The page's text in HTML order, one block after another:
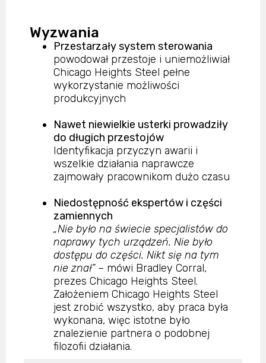
Wyzwania
Przestarzały system sterowania
powodował przestoje i uniemożliwiał
Chicago Heights Steel pełne
wykorzystanie możliwości
produkcyjnych
Nawet niewielkie usterki prowadziły
do długich przestojów
Identyfikacja przyczyn awarii i
wszelkie działania naprawcze
zajmowały pracownikom dużo czasu
Niedostępność ekspertów i części
zamiennych
„Nie było na świecie specjalistów do
naprawy tych urządzeń. Nie było
dostępu do części. Nikt się na tym
nie znał”– mówi Bradley Corral,
prezes Chicago Heights Steel.
Założeniem Chicago Heights Steel
jest zrobić wszystko, aby praca była
wykonana, więc istotne było
znalezienie partnera o podobnej
filozofii działania.